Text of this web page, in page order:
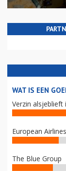
WAT IS EEN
Verzin alsjeblieft
European
The Blue Group